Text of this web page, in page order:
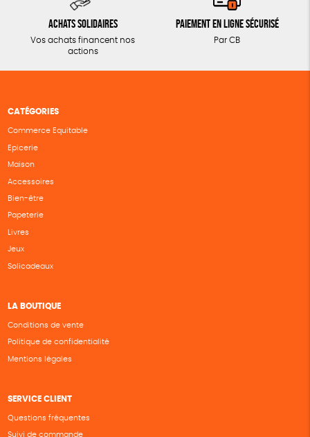
Achats solidaires
Vos achats financent nos
actions
Paiement en ligne sécurisé
Par CB
CATÉGORIES
Commerce Equitable
Epicerie
Maison
Accessoires
Bien-être
Papeterie
Livres
Jeux
Solicadeaux
LA BOUTIQUE
Conditions de vente
Politique de confidentialité
Mentions légales
SERVICE CLIENT
Questions fréquentes
Suivi de commande